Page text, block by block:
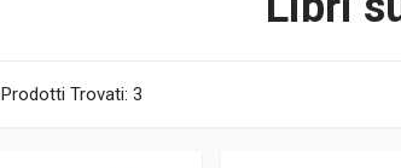
Prodotti Trovati: 3